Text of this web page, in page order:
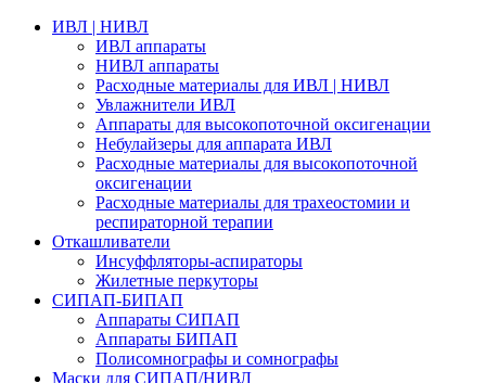
ИВЛ | НИВЛ
ИВЛ аппараты
НИВЛ аппараты
Расходные материалы для ИВЛ | НИВЛ
Увлажнители ИВЛ
Аппараты для высокопоточной оксигенации
Небулайзеры для аппарата ИВЛ
Расходные материалы для высокопоточной
оксигенации
Расходные материалы для трахеостомии и
респираторной терапии
Откашливатели
Инсуффляторы-аспираторы
Жилетные перкуторы
CИПАП-БИПАП
Аппараты СИПАП
Аппараты БИПАП
Полисомнографы и сомнографы
Маски для СИПАП/НИВЛ